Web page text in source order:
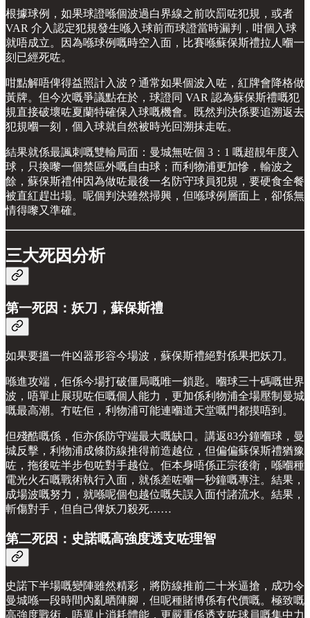
根據球例，如果球證喺個波過白界線之前吹罰咗犯規，或者
VAR 介入認定犯規發生喺入球前而球證當時漏判，咁個入球
就唔成立。因為喺球例嘅時空入面，比賽喺蘇保斯禮拉人嗰一
刻已經死咗。
咁點解唔俾得益照計入波？通常如果個波入咗，紅牌會降格做
黃牌。但今次嘅爭議點在於，球證同 VAR 認為蘇保斯禮嘅犯
規直接破壞咗夏蘭特確保入球嘅機會。既然判決係要追溯返去
犯規嗰一刻，個入球就自然被時光回溯抹走咗。
結果就係最諷刺嘅雙輸局面：曼城無咗個 3：1 嘅超靚年度入
球，只換嚟一個禁區外嘅自由球；而利物浦更加慘，輸波之
餘，蘇保斯禮仲因為做咗最後一名防守球員犯規，要硬食全餐
被直紅趕出場。呢個判決雖然掃興，但喺球例層面上，卻係無
情得嚟又準確。
三大死因分析
第一死因：妖刀，蘇保斯禮
如果要搵一件凶器形容今場波，蘇保斯禮絕對係果把妖刀。
喺進攻端，佢係今場打破僵局嘅唯一鎖匙。嗰球三十碼嘅世界
波，唔單止展現咗佢嘅個人能力，更加係利物浦全場壓制曼城
嘅最高潮。冇咗佢，利物浦可能連嗰道天堂嘅門都摸唔到。
但殘酷嘅係，佢亦係防守端最大嘅缺口。講返83分鐘嗰球，曼
城反擊，利物浦成條防線推得前造越位，但偏偏蘇保斯禮猶豫
咗，拖後咗半步包咗對手越位。佢本身唔係正宗後衛，喺嗰種
電光火石嘅戰術執行入面，就係差咗嗰一秒鐘嘅專注。結果，
成場波嘅努力，就喺呢個包越位嘅失誤入面付諸流水。結果，
斬傷對手，但自己俾妖刀殺死……
第二死因：史諾嘅高強度透支咗理智
史諾下半場嘅變陣雖然精彩，將防線推前二十米逼搶，成功令
曼城喺一段時間內亂晒陣腳，但呢種賭博係有代價嘅。極致嘅
高強度戰術，唔單止消耗體能，更嚴重係透支咗球員嘅集中力